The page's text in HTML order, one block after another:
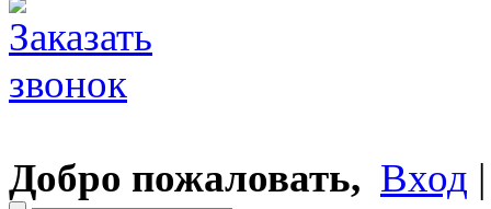
Добро пожаловать, Вход